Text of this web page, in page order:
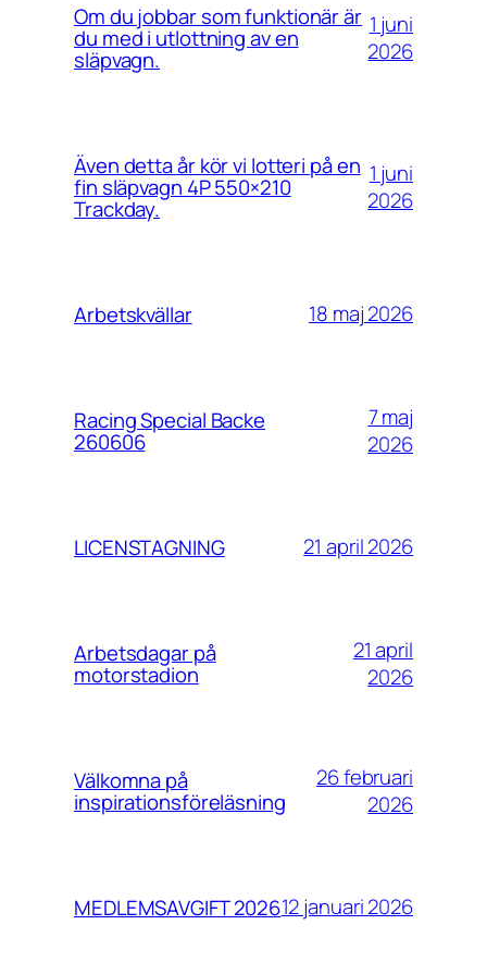
Om du jobbar som funktionär är
du med i utlottning av en
släpvagn.
1 juni
2026
Även detta år kör vi lotteri på en
fin släpvagn 4P 550×210
Trackday.
1 juni
2026
Arbetskvällar 18 maj 2026
Racing Special Backe
260606
7 maj
2026
LICENSTAGNING 21 april 2026
Arbetsdagar på
motorstadion
21 april
2026
Välkomna på
inspirationsföreläsning
26 februari
2026
MEDLEMSAVGIFT 202612 januari 2026